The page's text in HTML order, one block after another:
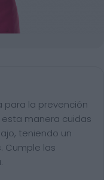
para la prevención
esta manera cuidas
teniendo un
Cumple las